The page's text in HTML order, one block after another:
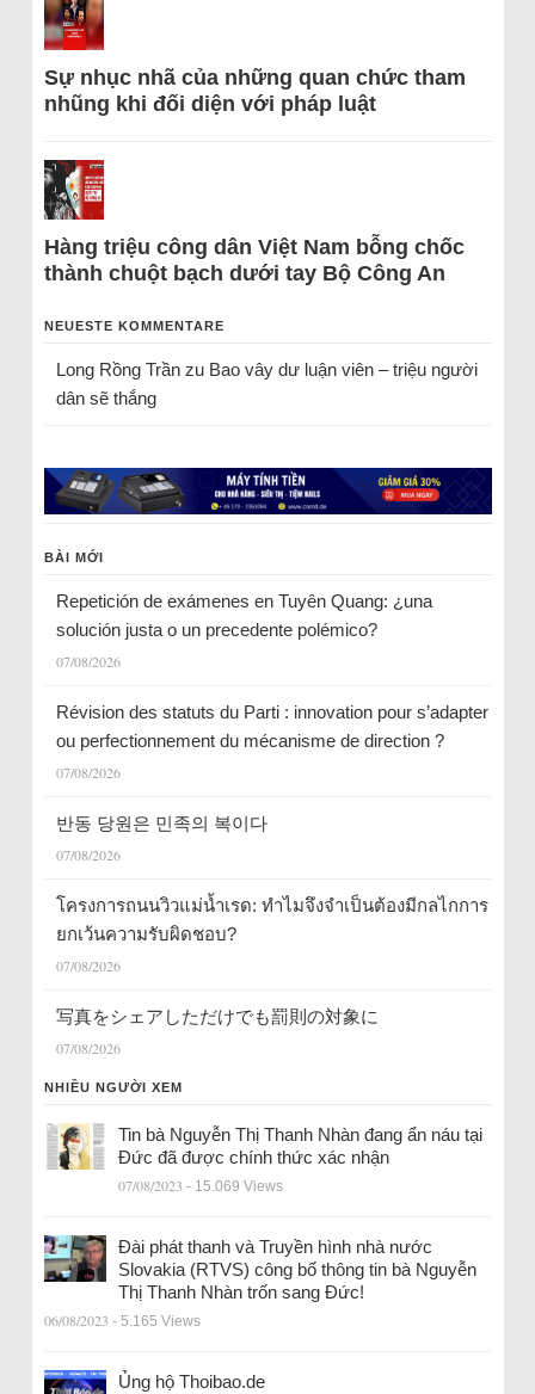
Sự nhục nhã của những quan chức tham
nhũng khi đối diện với pháp luật
Hàng triệu công dân Việt Nam bỗng chốc
thành chuột bạch dưới tay Bộ Công An
NEUESTE KOMMENTARE
Long Rồng Trầnzu Bao vây dư luận viên – triệu người
dân sẽ thắng
BÀI MỚI
Repetición de exámenes en Tuyên Quang: ¿una
solución justa o un precedente polémico?
07/08/2026
Révision des statuts du Parti : innovation pour s’adapter
ou perfectionnement du mécanisme de direction ?
07/08/2026
반동 당원은 민족의 복이다
07/08/2026
โครงการถนนวิวแม่น้ำเรด: ทำไมจึงจำเป็นต้องมีกลไกการ
ยกเว้นความรับผิดชอบ?
07/08/2026
写真をシェアしただけでも罰則の対象に
07/08/2026
NHIỀU NGƯỜI XEM
Tin bà Nguyễn Thị Thanh Nhàn đang ẩn náu tại
Đức đã được chính thức xác nhận
07/08/2023 - 15.069 Views
Đài phát thanh và Truyền hình nhà nước
Slovakia (RTVS) công bố thông tin bà Nguyễn
Thị Thanh Nhàn trốn sang Đức!
06/08/2023 - 5.165 Views
Ủng hộ Thoibao.de